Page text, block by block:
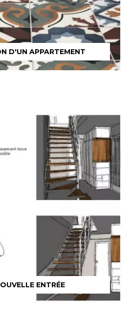
D'UN APPARTEMENT
ENTRÉE